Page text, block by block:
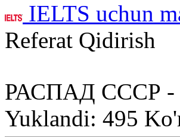
IELTS uchun
Referat Qidirish
РАСПАД СССР
Yuklandi: 495